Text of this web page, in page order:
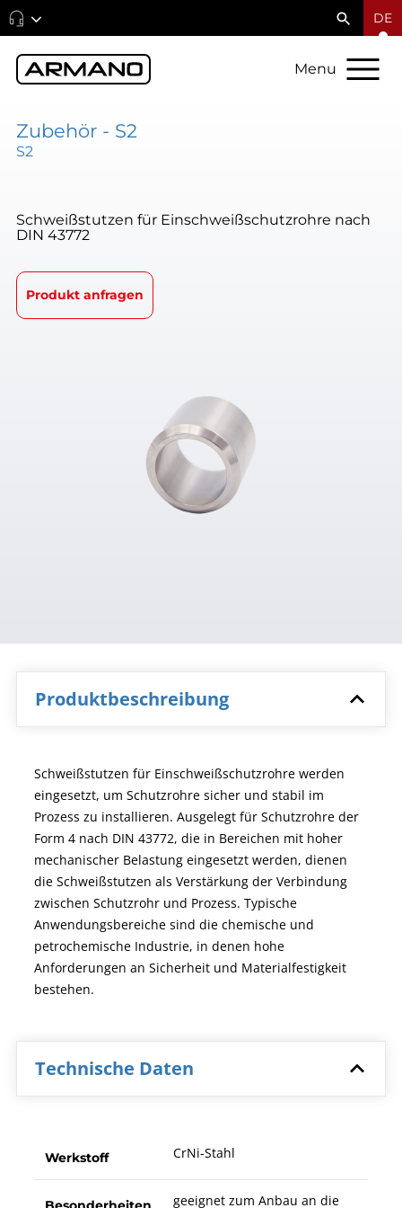
DE
Menu
Zubehör - S2
S2
Schweißstutzen für Einschweißschutzrohre nach
DIN 43772
Produkt anfragen
Produktbeschreibung
Schweißstutzen für Einschweißschutzrohre werden
eingesetzt, um Schutzrohre sicher und stabil im
Prozess zu installieren. Ausgelegt für Schutzrohre der
Form 4 nach DIN 43772, die in Bereichen mit hoher
mechanischer Belastung eingesetzt werden, dienen
die Schweißstutzen als Verstärkung der Verbindung
zwischen Schutzrohr und Prozess. Typische
Anwendungsbereiche sind die chemische und
petrochemische Industrie, in denen hohe
Anforderungen an Sicherheit und Materialfestigkeit
bestehen.
Technische Daten
Werkstoff CrNi-Stahl
geeignet zum Anbau an die